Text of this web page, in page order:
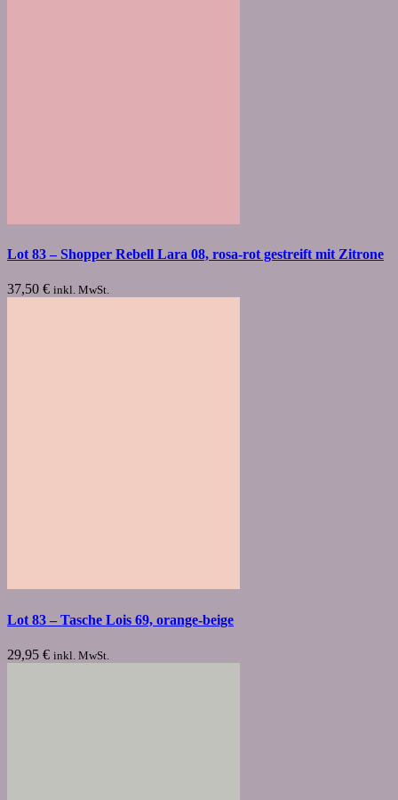
Lot 83 – Shopper Rebell Lara 08, rosa-rot gestreift mit Zitrone
37,50 € inkl. MwSt.
Lot 83 – Tasche Lois 69, orange-beige
29,95 € inkl. MwSt.